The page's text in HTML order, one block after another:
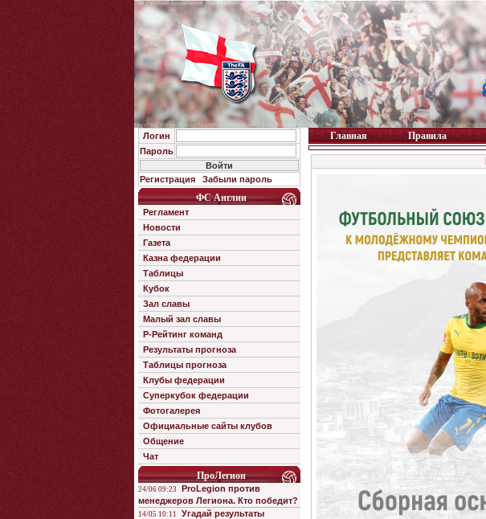
Логин
Пароль
Регистрация Забыли пароль
ФС Англии
Регламент
Новости
Газета
Казна федерации
Таблицы
Кубок
Зал славы
Малый зал славы
Р-Рейтинг команд
Результаты прогноза
Таблицы прогноза
Клубы федерации
Суперкубок федерации
Фотогалерея
Официальные сайты клубов
Общение
Чат
ПроЛегион
24/06 09:23
ProLegion против
менеджеров Легиона. Кто победит?
14/05 10:11
Угадай результаты
Главная Правила